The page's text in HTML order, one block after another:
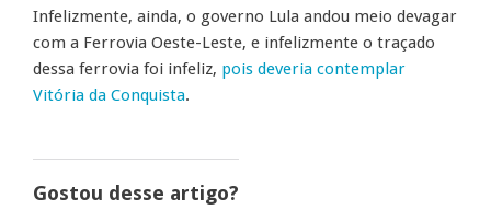
Infelizmente, ainda, o governo Lula andou meio devagar
com a Ferrovia Oeste-Leste, e infelizmente o traçado
dessa ferrovia foi infeliz, pois deveria contemplar
Vitória da Conquista.
Gostou desse artigo?